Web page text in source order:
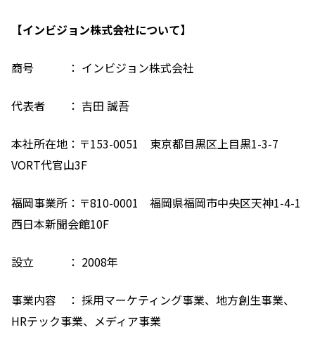
【インビジョン株式会社について】
商号 ： インビジョン株式会社
代表者 ： 吉田 誠吾
本社所在地：〒153-0051 東京都目黒区上目黒1-3-7
VORT代官山3F
福岡事業所：〒810-0001 福岡県福岡市中央区天神1-4-1
西日本新聞会館10F
設立 ： 2008年
事業内容 ： 採用マーケティング事業、地方創生事業、
HRテック事業、メディア事業